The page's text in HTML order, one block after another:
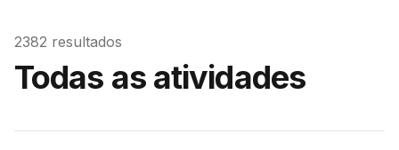
2382 resultados
Todas as atividades